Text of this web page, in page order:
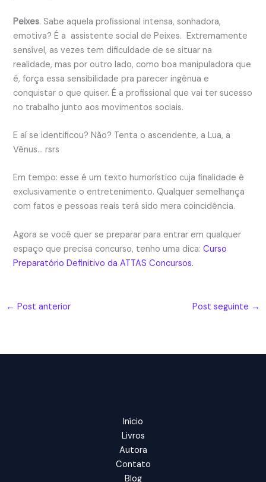
Peixes. Sabe aquela profissional intensa, sonhadora,
emotiva? É a assistente social de Peixes. Extremamente
sensível, as vezes tem dificuldade de se situar na
realidade, mas por outro lado, como boa manipuladora que
é, força essa sensibilidade pra parecer ingênua e
conquistar o que quiser. É a profissional que vai ter sucesso
no trabalho junto aos movimentos sociais.
E aí se identificou? Não? Tenta o ascendente, a Lua, a
Vênus… rsrs
Em tempo: esse é um texto humorístico cuja finalidade é
exclusivamente o entretenimento. Qualquer semelhança
com fatos e pessoas reais terá sido mera coincidência.
Agora se você quer se preparar para entrar em qualquer
espaço que precisa concurso, tenho uma dica:Curso
Preparatório Definitivo da ATTAS Concursos.
← Post anterior Post seguinte →
Início
Livros
Autora
Contato
Blog